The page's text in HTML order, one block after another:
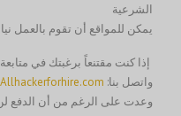
الشرعية
يمكن للمواقع أن تقوم بالعمل
إذا كنت مقتنعاً برغبتك في
واتصل بنا: Allhackerforhire.com
وعدت على الرغم من أن الدفع